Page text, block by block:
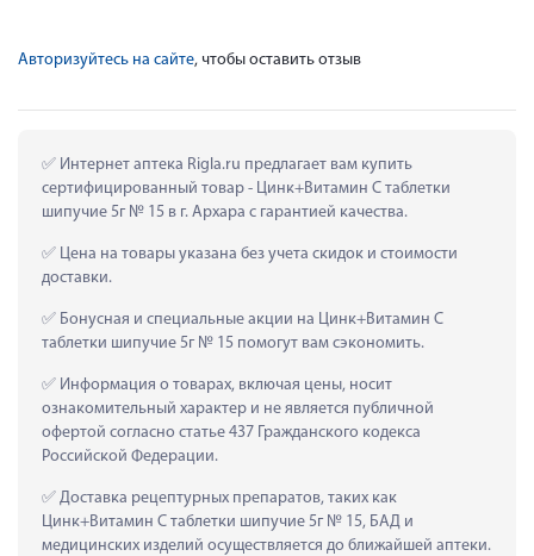
Авторизуйтесь на сайте, чтобы оставить отзыв
Интернет аптека Rigla.ru предлагает вам купить
сертифицированный товар - Цинк+Витамин С таблетки
шипучие 5г № 15 в г. Архара с гарантией качества.
Цена на товары указана без учета скидок и стоимости
доставки.
Бонусная и специальные акции на Цинк+Витамин С
таблетки шипучие 5г № 15 помогут вам сэкономить.
Информация о товарах, включая цены, носит
ознакомительный характер и не является публичной
офертой согласно статье 437 Гражданского кодекса
Российской Федерации.
Доставка рецептурных препаратов, таких как
Цинк+Витамин С таблетки шипучие 5г № 15, БАД и
медицинских изделий осуществляется до ближайшей аптеки.